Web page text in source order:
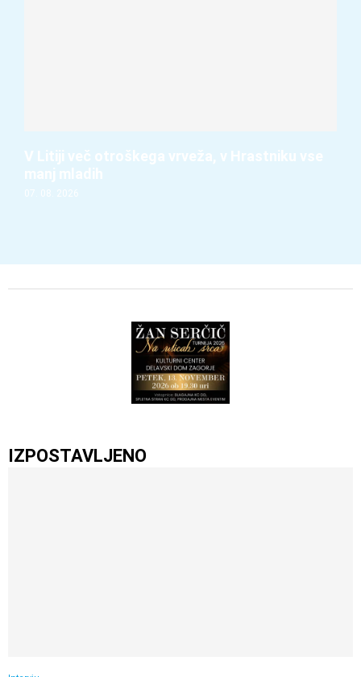
V Litiji več otroškega vrveža, v Hrastniku vse
manj mladih
07. 08. 2026
IZPOSTAVLJENO